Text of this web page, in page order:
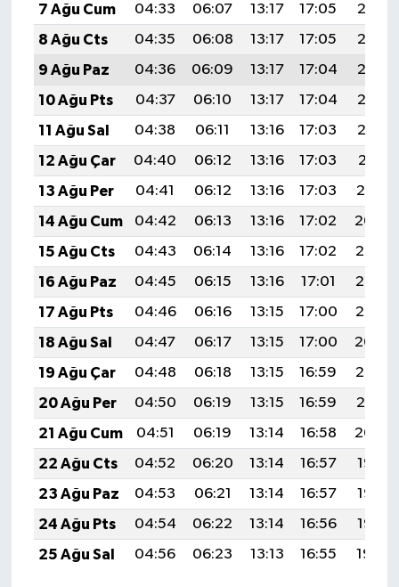
7 Ağu Cum
04:33 06:07 13:17 17:05
20:17
8 Ağu Cts
04:35 06:08 13:17 17:05
20:16
9 Ağu Paz
04:36 06:09 13:17 17:04
20:15
10 Ağu Pts
04:37 06:10 13:17 17:04
20:13
11 Ağu Sal
04:38 06:11 13:16 17:03
20:12
12 Ağu Çar
04:40 06:12 13:16 17:03
20:11
13 Ağu Per
04:41 06:12 13:16 17:03
20:10
14 Ağu Cum
04:42 06:13 13:16 17:02
20:09
15 Ağu Cts
04:43 06:14 13:16 17:02
20:07
16 Ağu Paz
04:45 06:15 13:16 17:01
20:06
17 Ağu Pts
04:46 06:16 13:15 17:00
20:05
18 Ağu Sal
04:47 06:17 13:15 17:00
20:04
19 Ağu Çar
04:48 06:18 13:15 16:59
20:02
20 Ağu Per
04:50 06:19 13:15 16:59
20:01
21 Ağu Cum
04:51 06:19 13:14 16:58
20:00
22 Ağu Cts
04:52 06:20 13:14 16:57
19:58
23 Ağu Paz
04:53 06:21 13:14 16:57
19:57
24 Ağu Pts
04:54 06:22 13:14 16:56
19:55
25 Ağu Sal
04:56 06:23 13:13 16:55 19:54